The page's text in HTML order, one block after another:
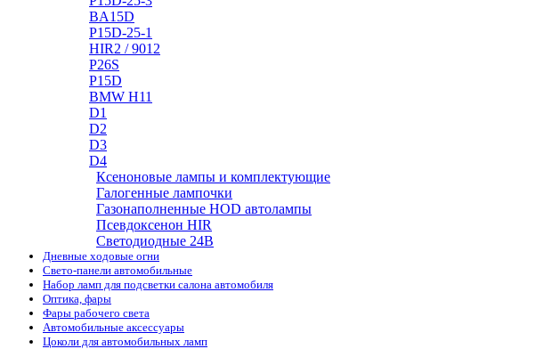
BA15D
P15D-25-1
HIR2 / 9012
P26S
P15D
BMW H11
D1
D2
D3
D4
Ксеноновые лампы и комплектующие
Галогенные лампочки
Газонаполненные HOD автолампы
Псевдоксенон HIR
Cветодиодные 24B
Дневные ходовые огни
Свето-панели автомобильные
Набор ламп для подсветки салона автомобиля
Оптика, фары
Фары рабочего света
Автомобильные аксессуары
Цоколи для автомобильных ламп